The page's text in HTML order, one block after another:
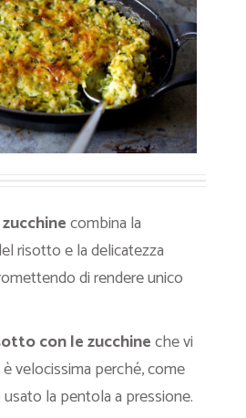
combina la
risotto e la delicatezza
di rendere unico
con le zucchineche vi
velocissima perché, come
la pentola a pressione.